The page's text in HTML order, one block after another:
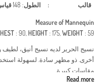
قالب
: الطول: 148
Measure of Mannequin
: 90, HEIGHT: 175,WEIGHT: 59
نسيج الحرير لديه نسيج أنيق،
أخرى. ذو مظهر سادة. لسهولة
مقاسات كبيرة.
Read more